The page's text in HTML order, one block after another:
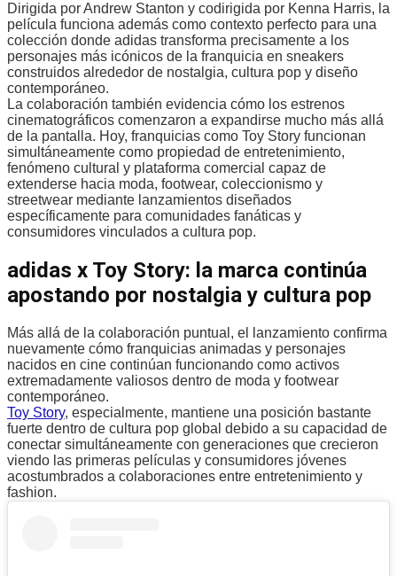
Dirigida por Andrew Stanton y codirigida por Kenna Harris, la
película funciona además como contexto perfecto para una
colección donde adidas transforma precisamente a los
personajes más icónicos de la franquicia en sneakers
construidos alrededor de nostalgia, cultura pop y diseño
contemporáneo.
La colaboración también evidencia cómo los estrenos
cinematográficos comenzaron a expandirse mucho más allá
de la pantalla. Hoy, franquicias como Toy Story funcionan
simultáneamente como propiedad de entretenimiento,
fenómeno cultural y plataforma comercial capaz de
extenderse hacia moda, footwear, coleccionismo y
streetwear mediante lanzamientos diseñados
específicamente para comunidades fanáticas y
consumidores vinculados a cultura pop.
adidas x Toy Story: la marca continúa
apostando por nostalgia y cultura pop
Más allá de la colaboración puntual, el lanzamiento confirma
nuevamente cómo franquicias animadas y personajes
nacidos en cine continúan funcionando como activos
extremadamente valiosos dentro de moda y footwear
contemporáneo.
Toy Story, especialmente, mantiene una posición bastante
fuerte dentro de cultura pop global debido a su capacidad de
conectar simultáneamente con generaciones que crecieron
viendo las primeras películas y consumidores jóvenes
acostumbrados a colaboraciones entre entretenimiento y
fashion.